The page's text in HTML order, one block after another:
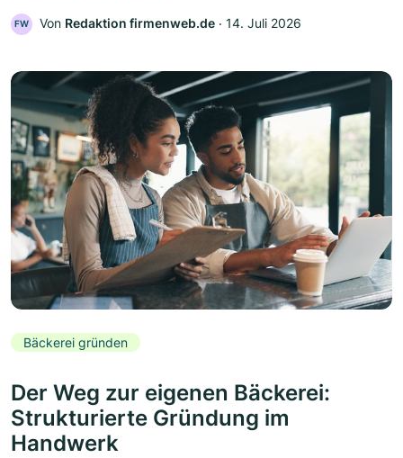
FW Von Redaktion firmenweb.de ‧ 14. Juli 2026
Bäckerei gründen
Der Weg zur eigenen Bäckerei:
Strukturierte Gründung im
Handwerk